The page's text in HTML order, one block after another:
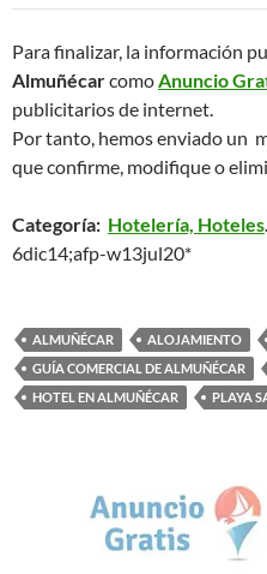
Para finalizar, la información
AlmuñécarcomoAnuncio
publicitarios de internet.
Por tanto, hemos enviado un
que confirme, modifique o
Categoría: Hotelería, Hoteles.
6dic14;afp-w13jul20*
ALMUÑÉCAR ALOJAMIENTO
GUÍA COMERCIAL DE ALMUÑÉCAR
HOTEL EN ALMUÑÉCAR
PLAYA